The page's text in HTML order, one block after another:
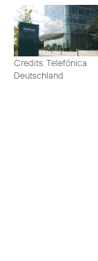
Credits: Telefónica
Deutschland